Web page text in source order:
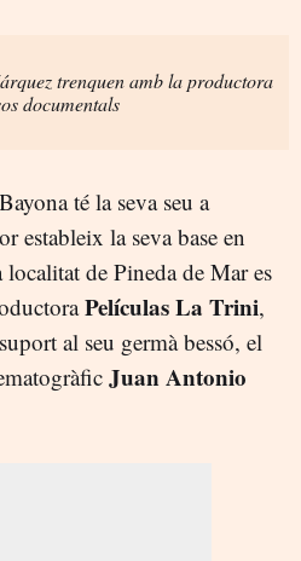
trenquen amb la productora
documentals
té la seva seu a
estableix la seva base en
de Pineda de Mar es
Películas La Trini,
al seu germà bessó, el
Juan Antonio